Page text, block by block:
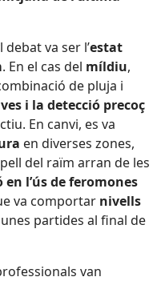
va ser l’estat
. En el cas del míldiu,
de pluja i
i la detecció precoç
En canvi, es va
en diverses zones,
del raïm arran de les
en l’ús de feromones
va comportar nivells
partides al final de
van